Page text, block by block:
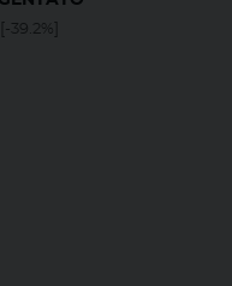
[-39.2%]